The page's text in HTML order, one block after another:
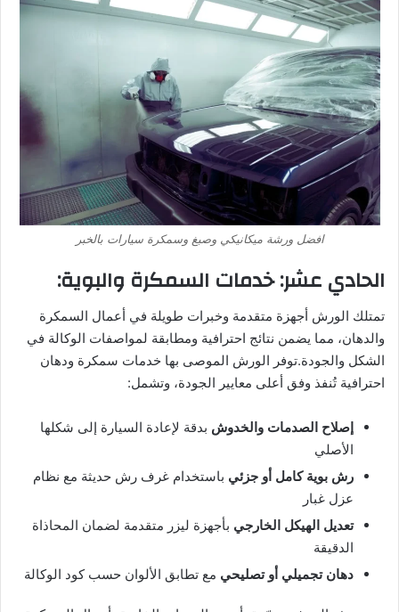
افضل ورشة ميكانيكي وصبغ وسمكرة سيارات بالخبر
الحادي عشر: خدمات السمكرة والبوية:
تمتلك الورش أجهزة متقدمة وخبرات طويلة في أعمال السمكرة
والدهان، مما يضمن نتائج احترافية ومطابقة لمواصفات الوكالة في
الشكل والجودة.توفر الورش الموصى بها خدمات سمكرة ودهان
احترافية تُنفذ وفق أعلى معايير الجودة، وتشمل:
إصلاح الصدمات والخدوش بدقة لإعادة السيارة إلى شكلها
الأصلي
رش بوية كامل أو جزئي باستخدام غرف رش حديثة مع نظام
عزل غبار
تعديل الهيكل الخارجي بأجهزة ليزر متقدمة لضمان المحاذاة
الدقيقة
دهان تجميلي أو تصليحي مع تطابق الألوان حسب كود الوكالة